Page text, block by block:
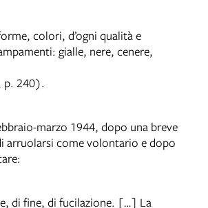
colori, d’ogni qualità e
gialle, nere, cenere,
p. 240).
marzo 1944, dopo una breve
arruolarsi come volontario e dopo
di fine, di fucilazione. […] La